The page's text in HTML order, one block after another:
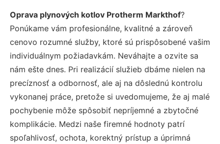
Oprava plynových kotlov Protherm Markthof?
Ponúkame vám profesionálne, kvalitné a zároveň
cenovo rozumné služby, ktoré sú prispôsobené vašim
individuálnym požiadavkám. Neváhajte a ozvite sa
nám ešte dnes. Pri realizácií služieb dbáme nielen na
precíznosť a odbornosť, ale aj na dôslednú kontrolu
vykonanej práce, pretože si uvedomujeme, že aj malé
pochybenie môže spôsobiť nepríjemné a zbytočné
komplikácie. Medzi naše firemné hodnoty patrí
spoľahlivosť, ochota, korektný prístup a úprimná